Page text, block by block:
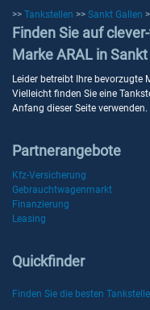
>> Tankstellen >> Sankt Gallen
Finden Sie auf
Marke ARAL in
Leider betreibt Ihre bevorzugte
Vielleicht finden Sie eine
Anfang dieser Seite verwenden.
Partnerangebote
Kfz-Versicherung
Gebrauchtwagenmarkt
Finanzierung
Leasing
Quickfinder
Finden Sie die besten